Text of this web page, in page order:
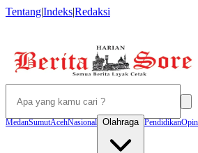
Tentang|Indeks|Redaksi
MedanSumutAcehNasional Olahraga Pendidikan